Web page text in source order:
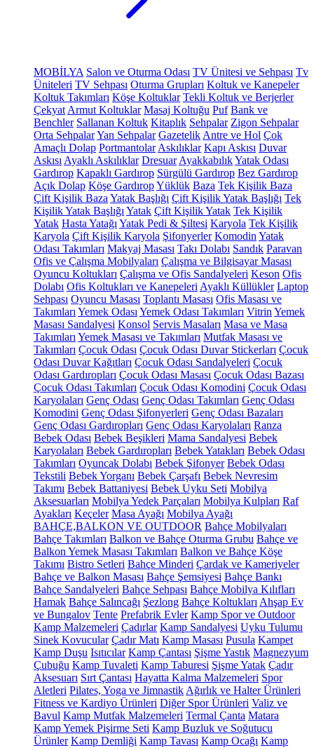
MOBİLYA Salon ve Oturma Odası TV Ünitesi ve Sehpası Tv
Üniteleri TV Sehpası Oturma Grupları Koltuk ve Kanepeler
Koltuk Takımları Köşe Koltuklar Tekli Koltuk ve Berjerler
Çekyat Armut Koltuklar Masaj Koltuğu Puf Bank ve
Benchler Sallanan Koltuk Kitaplık Sehpalar Zigon Sehpalar
Orta SehpalarYan Sehpalar Gazetelik Antre ve Hol Çok
Amaçlı Dolap Portmantolar Askılıklar Kapı Askısı Duvar
Askısı Ayaklı Askılıklar Dresuar AyakkabılıkYatak Odası
Gardırop Kapaklı Gardırop Sürgülü Gardırop Bez Gardırop
Açık Dolap Köşe GardıropYüklük Baza Tek Kişilik Baza
Çift Kişilik Baza Yatak Başlığı Çift Kişilik Yatak Başlığı Tek
Kişilik Yatak Başlığı Yatak Çift Kişilik Yatak Tek Kişilik
Yatak Hasta Yatağı Yatak Pedi & Şiltesi Karyola Tek Kişilik
Karyola Çift Kişilik Karyola Şifonyerler Komodin Yatak
Odası Takımları Makyaj Masası Takı Dolabı Sandık Paravan
Ofis ve Çalışma Mobilyaları Çalışma ve Bilgisayar Masası
Oyuncu Koltukları Çalışma ve Ofis Sandalyeleri Keson Ofis
Dolabı Ofis Koltukları ve Kanepeleri Ayaklı Küllükler Laptop
Sehpası Oyuncu Masası Toplantı Masası Ofis Masası ve
Takımları Yemek Odası Yemek Odası Takımları Vitrin Yemek
Masası Sandalyesi Konsol Servis Masaları Masa ve Masa
Takımları Yemek Masası ve Takımları Mutfak Masası ve
Takımları Çocuk Odası Çocuk Odası Duvar Stickerları Çocuk
Odası Duvar Kağıtları Çocuk Odası Sandalyeleri Çocuk
Odası Gardıropları Çocuk Odası Masası Çocuk Odası Bazası
Çocuk Odası Takımları Çocuk Odası Komodini Çocuk Odası
Karyolaları Genç Odası Genç Odası Takımları Genç Odası
Komodini Genç Odası Şifonyerleri Genç Odası Bazaları
Genç Odası Gardıropları Genç Odası Karyolaları Ranza
Bebek Odası Bebek Beşikleri Mama Sandalyesi Bebek
Karyolaları Bebek Gardıropları Bebek Yatakları Bebek Odası
Takımları Oyuncak Dolabı Bebek Şifonyer Bebek Odası
Tekstili Bebek Yorganı Bebek Çarşafı Bebek Nevresim
Takımı Bebek Battaniyesi Bebek Uyku Seti Mobilya
Aksesuarları Mobilya Yedek Parçaları Mobilya Kulpları Raf
Ayakları Keçeler Masa Ayağı Mobilya Ayağı
BAHÇE,BALKON VE OUTDOOR Bahçe Mobilyaları
Bahçe Takımları Balkon ve Bahçe Oturma Grubu Bahçe ve
Balkon Yemek Masası Takımları Balkon ve Bahçe Köşe
Takımı Bistro Setleri Bahçe Minderi Çardak ve Kameriyeler
Bahçe ve Balkon Masası Bahçe Şemsiyesi Bahçe Bankı
Bahçe Sandalyeleri Bahçe Sehpası Bahçe Mobilya Kılıfları
Hamak Bahçe Salıncağı Şezlong Bahçe Koltukları Ahşap Ev
ve Bungalov Tente Prefabrik Evler Kamp Spor ve Outdoor
Kamp Malzemeleri Çadırlar Kamp Sandalyesi Uyku Tulumu
Sinek Kovucular Çadır Matı Kamp Masası Pusula Kampet
Kamp Duşu Isıtıcılar Kamp Çantası Şişme Yastık Magnezyum
Çubuğu Kamp Tuvaleti Kamp Taburesi Şişme Yatak Çadır
Aksesuarı Sırt Çantası Hayatta Kalma Malzemeleri Spor
Aletleri Pilates, Yoga ve Jimnastik Ağırlık ve Halter Ürünleri
Fitness ve Kardiyo Ürünleri Diğer Spor Ürünleri Valiz ve
Bavul Kamp Mutfak Malzemeleri Termal Çanta Matara
Kamp Yemek Pişirme Seti Kamp Buzluk ve Soğutucu
Ürünler Kamp Demliği Kamp Tavası Kamp Ocağı Kamp